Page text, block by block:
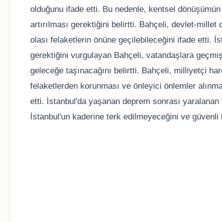
olduğunu ifade etti. Bu nedenle, kentsel
artırılması gerektiğini belirtti. Bahçeli, devlet-
olası felaketlerin önüne geçilebileceğini ifade etti.
gerektiğini vurgulayan Bahçeli, vatandaşlara
geleceğe taşınacağını belirtti. Bahçeli, milliyetçi
felaketlerden korunması ve önleyici önlemler
etti. İstanbul'da yaşanan deprem sonrası
İstanbul'un kaderine terk edilmeyeceğini ve